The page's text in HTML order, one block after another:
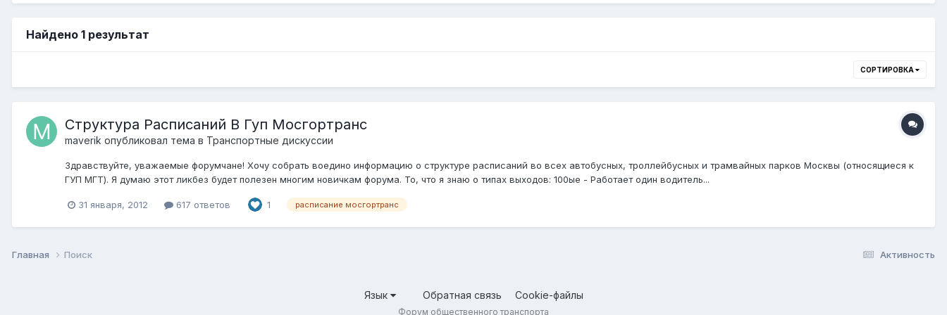
Найдено 1 результат
СОРТИРОВКА
Структура Расписаний В Гуп Мосгортранс
maverik опубликовал тема в Транспортные дискуссии
Здравствуйте, уважаемые форумчане! Хочу собрать воедино информацию о структуре расписаний во всех автобусных, троллейбусных и трамвайных парков Москвы (относящиеся к
ГУП МГТ). Я думаю этот ликбез будет полезен многим новичкам форума. То, что я знаю о типах выходов: 100ые - Работает один водитель...
31 января, 2012 617 ответов 1 расписание мосгортранс
Активность
Главная Поиск
Язык Обратная связь Cookie-файлы
Форум общественного транспорта